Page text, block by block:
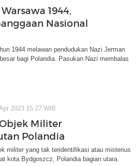
1944,
Nasional
1944 melawan pendudukan Nazi Jerman
bagi Polandia. Pasukan Nazi membalas
2023 15:27 WIB
Militer
Polandia
militer yang tak teridentifikasi atau misterius
kota Bydgoszcz, Polandia bagian utara.